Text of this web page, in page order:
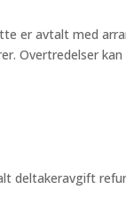
er avtalt med
Overtredelser